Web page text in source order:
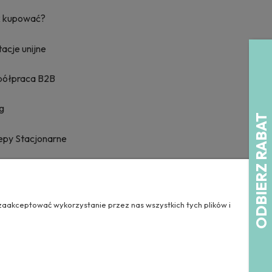
kupować?
unijne
B2B
Stacjonarne
wykorzystanie przez nas wszystkich tych plików i